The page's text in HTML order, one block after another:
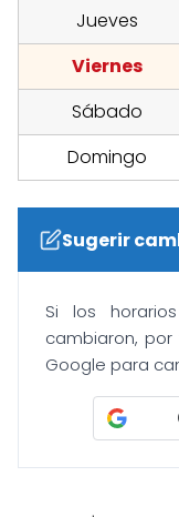
Jueves
Viernes
Sábado
Domingo
Sugerir
Si los
cambiaron, por
Google para